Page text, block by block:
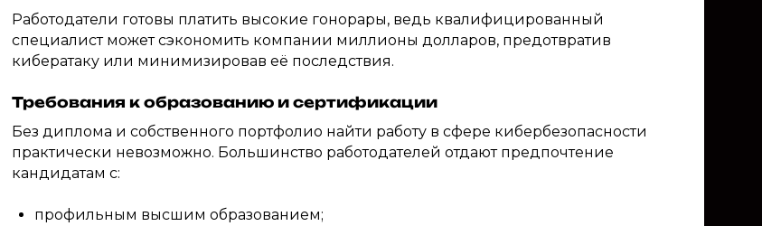
Работодатели готовы платить высокие гонорары, ведь квалифицированный
специалист может сэкономить компании миллионы долларов, предотвратив
кибератаку или минимизировав её последствия.
Требования к образованию и сертификации
Без диплома и собственного портфолио найти работу в сфере кибербезопасности
практически невозможно. Большинство работодателей отдают предпочтение
кандидатам с:
профильным высшим образованием;